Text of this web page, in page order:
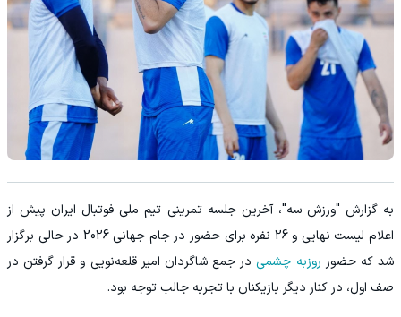
به گزارش "ورزش سه"، آخرین جلسه تمرینی تیم ملی فوتبال ایران پیش از
اعلام لیست نهایی و 26 نفره برای حضور در جام جهانی 2026 در حالی برگزار
شد که حضور روزبه چشمی در جمع شاگردان امیر قلعه‌نویی و قرار گرفتن در
صف اول، در کنار دیگر بازیکنان با تجربه جالب توجه بود.